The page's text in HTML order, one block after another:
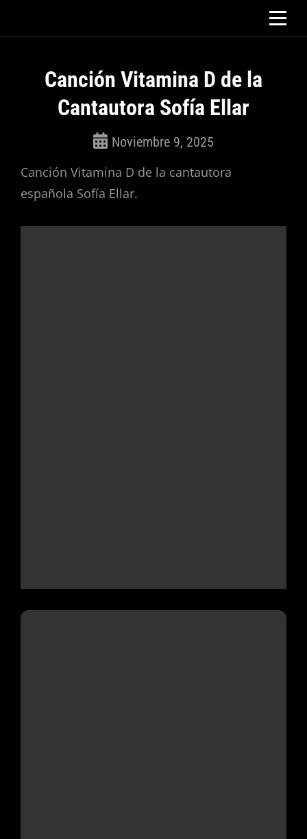
Canción Vitamina D de la
Cantautora Sofía Ellar
(Isabella)
Noviembre 9, 2025
Canción Vitamina D de la cantautora
española Sofía Ellar.